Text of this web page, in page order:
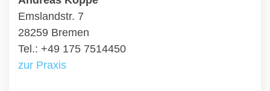
Emslandstr. 7
28259 Bremen
Tel.: +49 175 7514450
zur Praxis